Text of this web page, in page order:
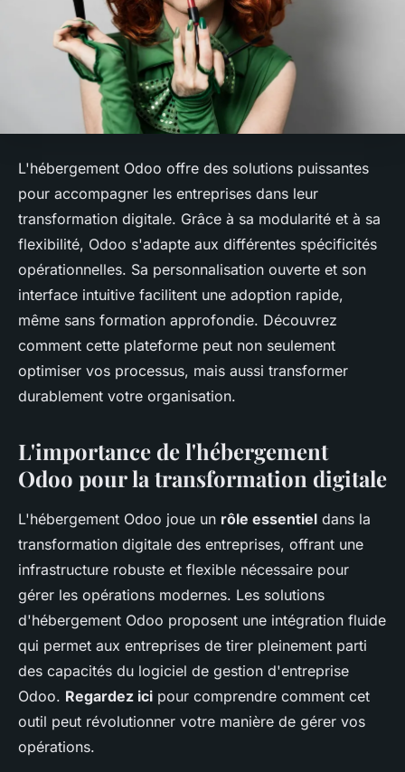
L'hébergement Odoo offre des solutions puissantes
pour accompagner les entreprises dans leur
transformation digitale. Grâce à sa modularité et à sa
flexibilité, Odoo s'adapte aux différentes spécificités
opérationnelles. Sa personnalisation ouverte et son
interface intuitive facilitent une adoption rapide,
même sans formation approfondie. Découvrez
comment cette plateforme peut non seulement
optimiser vos processus, mais aussi transformer
durablement votre organisation.
L'importance de l'hébergement
Odoo pour la transformation digitale
L'hébergement Odoo joue un rôle essentiel dans la
transformation digitale des entreprises, offrant une
infrastructure robuste et flexible nécessaire pour
gérer les opérations modernes. Les solutions
d'hébergement Odoo proposent une intégration fluide
qui permet aux entreprises de tirer pleinement parti
des capacités du logiciel de gestion d'entreprise
Odoo. Regardez ici pour comprendre comment cet
outil peut révolutionner votre manière de gérer vos
opérations.